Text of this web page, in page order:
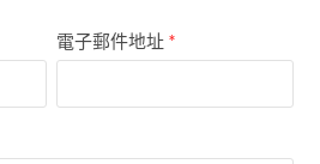
電子郵件地址*